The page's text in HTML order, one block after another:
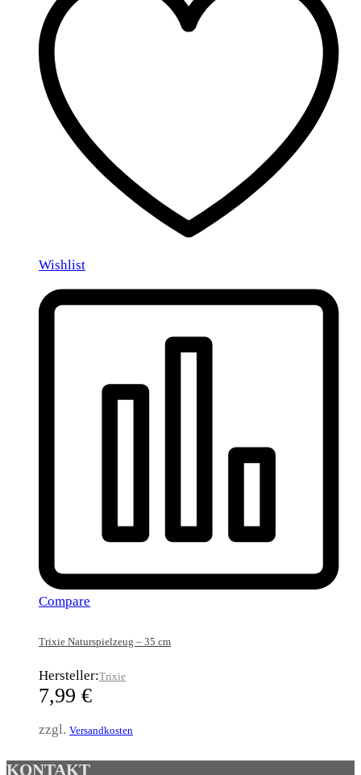
Wishlist
Compare
Trixie Naturspielzeug – 35 cm
Hersteller:Trixie
7,99 €
zzgl. Versandkosten
KONTAKT